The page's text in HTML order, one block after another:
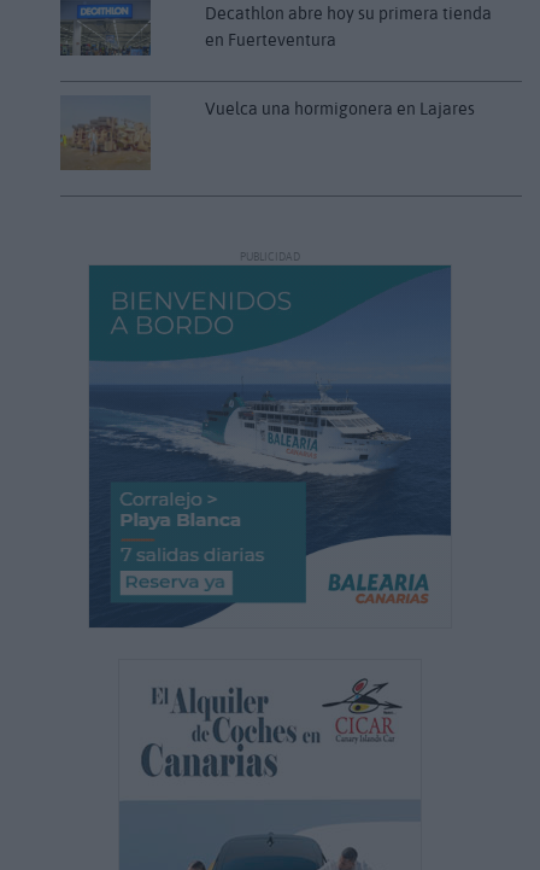
Decathlon abre hoy su primera tienda
en Fuerteventura
Vuelca una hormigonera en Lajares
PUBLICIDAD